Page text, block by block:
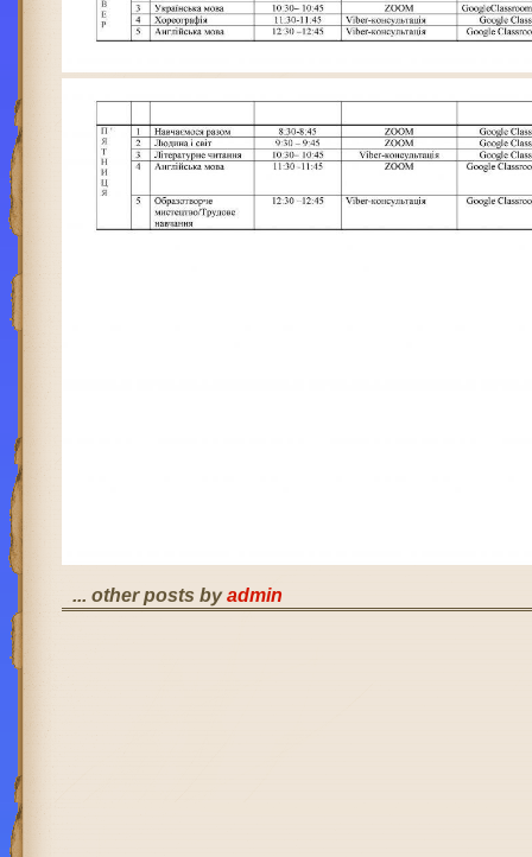
... other posts byadmin